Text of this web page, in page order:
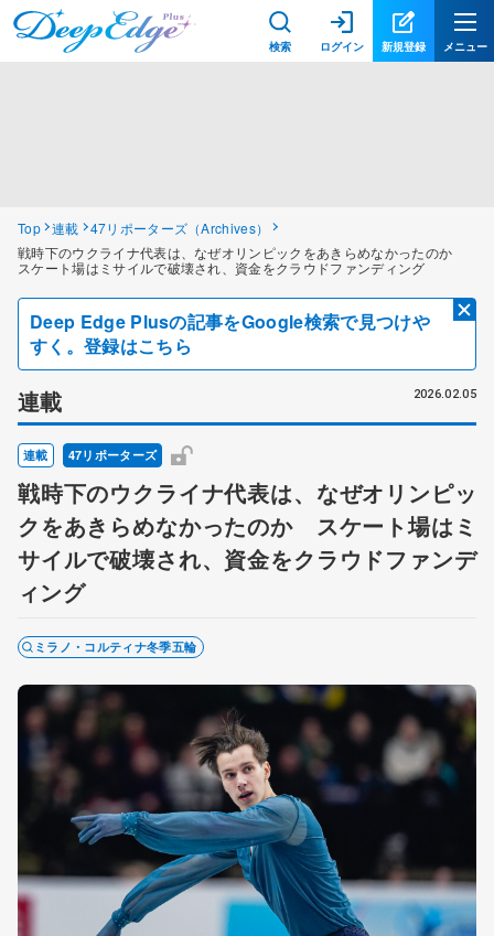
検索 ログイン 新規登録 メニュー
Top 連載
47リポーターズ（Archives）
戦時下のウクライナ代表は、なぜオリンピックをあきらめなかったのか
スケート場はミサイルで破壊され、資金をクラウドファンディング
Deep Edge Plusの記事をGoogle検索で見つけや
すく。登録はこちら
連載 2026.02.05
連載 47リポーターズ
戦時下のウクライナ代表は、なぜオリンピッ
クをあきらめなかったのか スケート場はミ
サイルで破壊され、資金をクラウドファンデ
ィング
ミラノ・コルティナ冬季五輪